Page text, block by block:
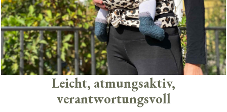
Leicht, atmungsaktiv,
verantwortungsvoll